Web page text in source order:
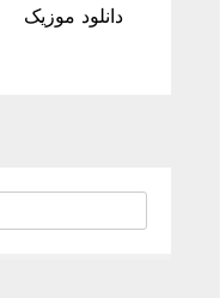
دانلود موزیک